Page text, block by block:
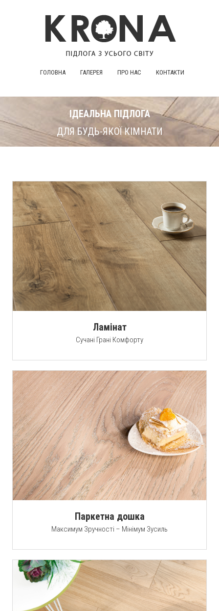
ГОЛОВНА ГАЛЕРЕЯ ПРО НАС КОНТАКТИ
ІДЕАЛЬНА ПІДЛОГА
ДЛЯ БУДЬ-ЯКОЇ КІМНАТИ
Ламінат
Cучані Грані Комфорту
Паркетна дошка
Максимум Зручності – Мінімум Зусиль